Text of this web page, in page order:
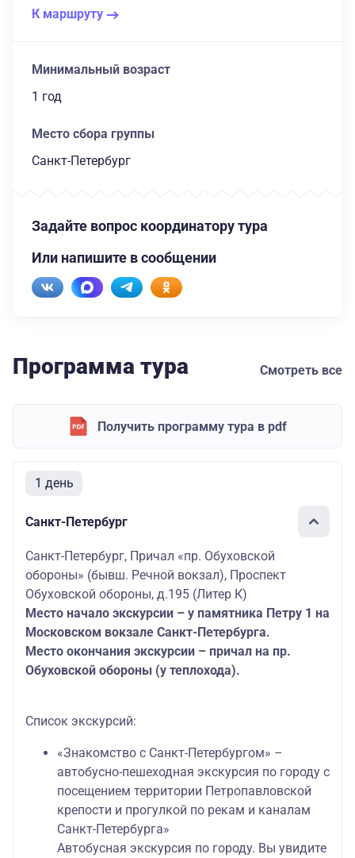
К маршруту
Минимальный возраст
1 год
Место сбора группы
Санкт-Петербург
Задайте вопрос координатору тура
Или напишите в сообщении
Программа тура Смотреть все
Получить программу тура в pdf
1 день
Санкт-Петербург
Санкт-Петербург, Причал «пр. Обуховской
обороны» (бывш. Речной вокзал), Проспект
Обуховской обороны, д.195 (Литер К)
Место начало экскурсии – у памятника Петру 1 на
Московском вокзале Санкт-Петербурга.
Место окончания экскурсии – причал на пр.
Обуховской обороны (у теплохода).
Список экскурсий:
«Знакомство с Санкт-Петербургом» –
автобусно-пешеходная экскурсия по городу с
посещением территории Петропавловской
крепости и прогулкой по рекам и каналам
Санкт-Петербурга»
Автобусная экскурсия по городу. Вы увидите